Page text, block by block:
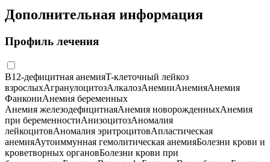
Дополнительная информация
Профиль лечения
B12-дефицитная анемияT-клеточный лейкоз
взрослыхАгранулоцитозАлкалозАнемииАнемияАнемия
ФанкониАнемия беременных
Анемия железодефицитнаяАнемия новорожденныхАнемия
при беременностиАнизоцитозАномалия
лейкоцитовАномалия эритроцитовАпластическая
анемияАутоиммунная гемолитическая анемияБолезни крови и
кроветворных органовБолезни крови при